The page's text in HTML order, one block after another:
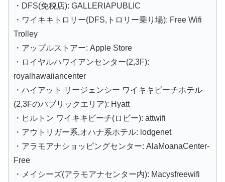
・DFS(免税店): GALLERIAPUBLIC
・ワイキキトロリー(DFS,トロリー乗り場): Free Wifi
Trolley
・アップルストアー: Apple Store
・ロイヤルハワイアンセンター(2,3F):
royalhawaiiancenter
・ハイアット リージェンシー ワイキキビーチホテル
(2,3Fのパブリックエリア): Hyatt
・ヒルトン ワイキキビーチ(ロビー): attwifi
・アウトリガー系,オハナ系ホテル: lodgenet
・アラモアナショッピングセンター: AlaMoanaCenter-
Free
・メイシーズ(アラモアナセンター内): Macysfreewifi